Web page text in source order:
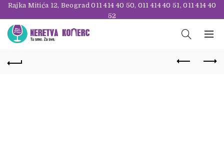
Rajka Mitića 12, Beograd011 414 40 50, 011 414 40 51,011 414 40
52